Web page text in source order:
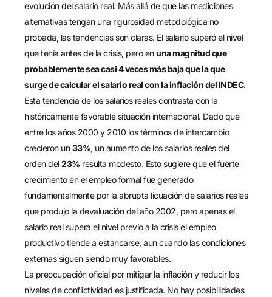
evolución del salario real. Más allá de que las mediciones
alternativas tengan una rigurosidad metodológica no
probada, las tendencias son claras. El salario superó el nivel
que tenía antes de la crisis, pero enuna magnitud que
probablemente sea casi 4 veces más baja que la que
surge de calcular el salario real con la inflación del INDEC.
Esta tendencia de los salarios reales contrasta con la
históricamente favorable situación internacional. Dado que
entre los años 2000 y 2010 los términos de intercambio
crecieron un33%, un aumento de los salarios reales del
orden del23% resulta modesto. Esto sugiere que el fuerte
crecimiento en el empleo formal fue generado
fundamentalmente por la abrupta licuación de salarios reales
que produjo la devaluación del año 2002, pero apenas el
salario real supera el nivel previo a la crisis el empleo
productivo tiende a estancarse, aun cuando las condiciones
externas siguen siendo muy favorables.
La preocupación oficial por mitigar la inflación y reducir los
niveles de conflictividad es justificada. No hay posibilidades